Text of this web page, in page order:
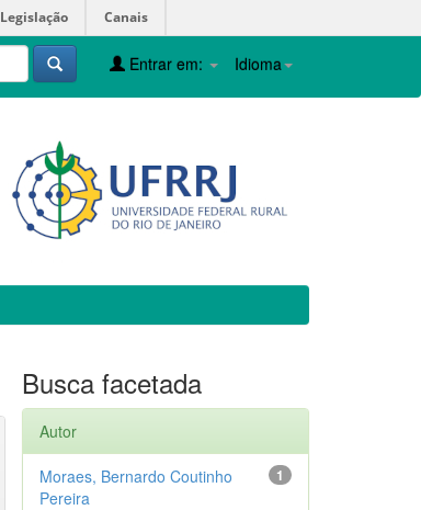
Legislação Canais
Idioma
Entrar em:
Busca facetada
Autor
1
Moraes, Bernardo Coutinho
Pereira